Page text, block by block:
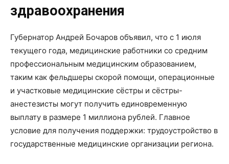
здравоохранения
Губернатор Андрей Бочаров объявил, что с 1 июля
текущего года, медицинские работники со средним
профессиональным медицинским образованием,
таким как фельдшеры скорой помощи, операционные
и участковые медицинские сёстры и сёстры-
анестезисты могут получить единовременную
выплату в размере 1 миллиона рублей. Главное
условие для получения поддержки: трудоустройство в
государственные медицинские организации региона.